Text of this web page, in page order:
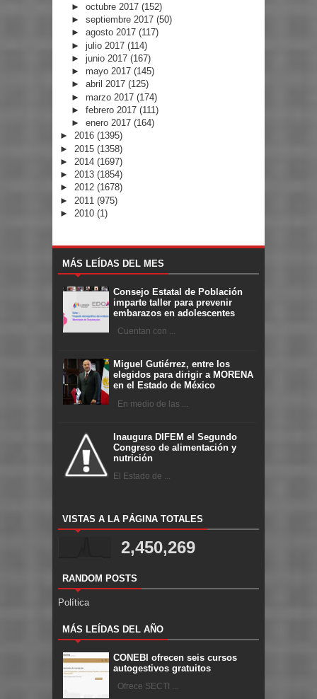
► octubre 2017 (152)
► septiembre 2017 (50)
► agosto 2017 (117)
► julio 2017 (114)
► junio 2017 (167)
► mayo 2017 (145)
► abril 2017 (125)
► marzo 2017 (174)
► febrero 2017 (111)
► enero 2017 (164)
► 2016 (1395)
► 2015 (1358)
► 2014 (1697)
► 2013 (1854)
► 2012 (1678)
► 2011 (975)
► 2010 (1)
MÁS LEÍDAS DEL MES
Consejo Estatal de Población
imparte taller para prevenir
embarazos en adolescentes
Cuentan con ...
Miguel Gutiérrez, entre los
elegidos para dirigir a MORENA
en el Estado de México
En medio de las ...
Inaugura DIFEM el Segundo
Congreso de alimentación y
nutrición
El Estado de ...
VISTAS A LA PÁGINA TOTALES
2,450,269
RANDOM POSTS
Política
MÁS LEÍDAS DEL AÑO
CONEBI ofrecen seis cursos
autogestivos gratuitos
Ofrece SECTI ...